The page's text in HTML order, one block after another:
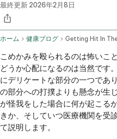
最終更新2026年2月8日
ホーム 健康ブログ Getting Hit In
こめかみを殴られるのは怖いこ
どうか心配になるのは当然です
にデリケートな部分の一つであ
の部分への打撲よりも懸念が生
が怪我をした場合に何が起こる
きか、そしていつ医療機関を受
て説明します。